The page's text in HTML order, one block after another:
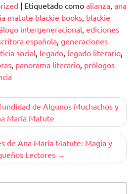
| Etiquetado como alianza, ana
matute blackie books, blackie
intergeneracional, ediciones
española, generaciones
social, legado, legado literario,
, panorama literario, prólogos
de Algunos Muchachos y
María Matute
de Ana María Matute: Magia y
Lectores